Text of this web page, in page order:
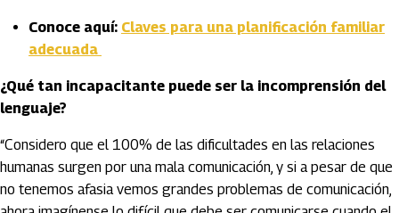
Conoce aquí: Claves para una planificación familiar
adecuada
¿Qué tan incapacitante puede ser la incomprensión del
lenguaje?
“Considero que el 100% de las dificultades en las relaciones
humanas surgen por una mala comunicación, y si a pesar de que
no tenemos afasia vemos grandes problemas de comunicación,